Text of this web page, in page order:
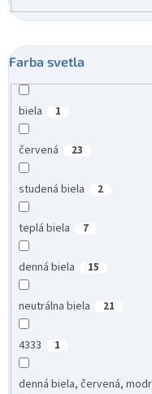
Farba svetla
biela 1
červená 23
studená biela 2
teplá biela 7
denná biela 15
neutrálna biela 21
4333 1
denná biela, červená,